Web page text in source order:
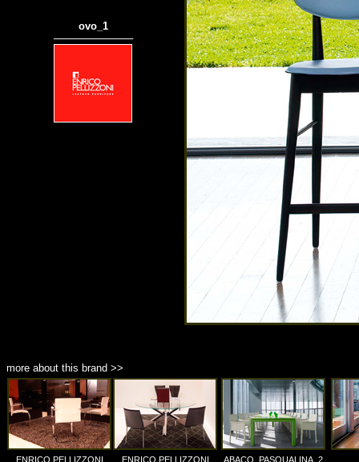
ovo_1
───────────
more about this brand >>
ENRICO PELLIZZONI ENRICO PELLIZZONI ABACO_PASQUALINA_2